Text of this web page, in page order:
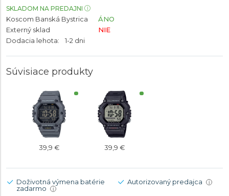
SKLADOM NA PREDAJNI
Koscom Banská Bystrica
ÁNO
Externý sklad
NIE
Dodacia lehota:
1-2 dni
Súvisiace produkty
39,9 € 39,9 €
Doživotná výmena batérie
zadarmo
i
Autorizovaný predajca i